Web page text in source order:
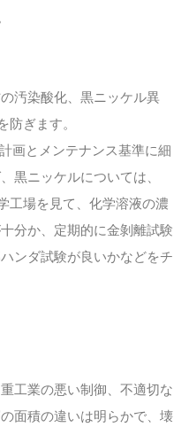
汚染酸化、黒ニッケル異
ぎます。
画とメンテナンス基準に細
黒ニッケルについては、
工場を見て、化学溶液の濃
分か、定期的に金剝離試験
ンダ試験が良いかなどをチ
工業の悪い制御、不適切な
面積の違いは明らかで、壊